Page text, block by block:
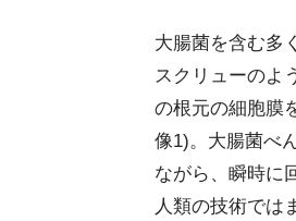
大腸菌を含む多
スクリューのよ
の根元の細胞膜
像1)。大腸菌べ
ながら、瞬時に
人類の技術では